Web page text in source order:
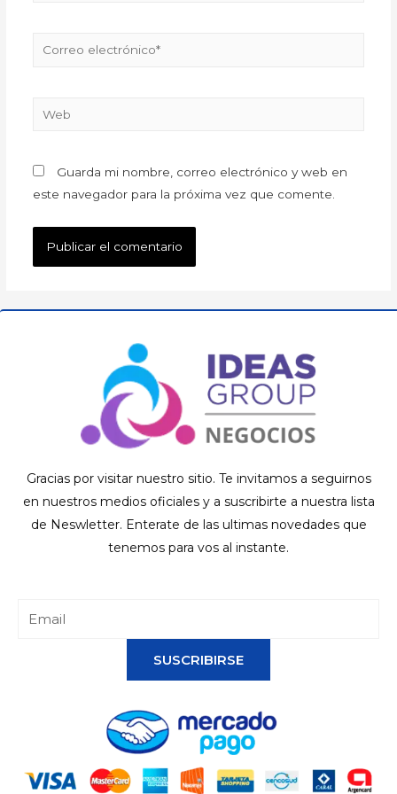
Guarda mi nombre, correo electrónico y web en
este navegador para la próxima vez que comente.
Gracias por visitar nuestro sitio. Te invitamos a seguirnos
en nuestros medios oficiales y a suscribirte a nuestra lista
de Neswletter. Enterate de las ultimas novedades que
tenemos para vos al instante.
SUSCRIBIRSE